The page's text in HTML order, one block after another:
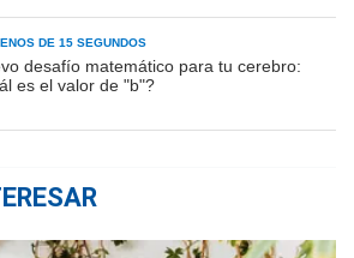
DE 15 SEGUNDOS
desafío matemático para tu cerebro:
es el valor de "b"?